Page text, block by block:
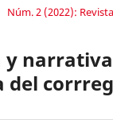
Núm. 2 (2022):
y
del